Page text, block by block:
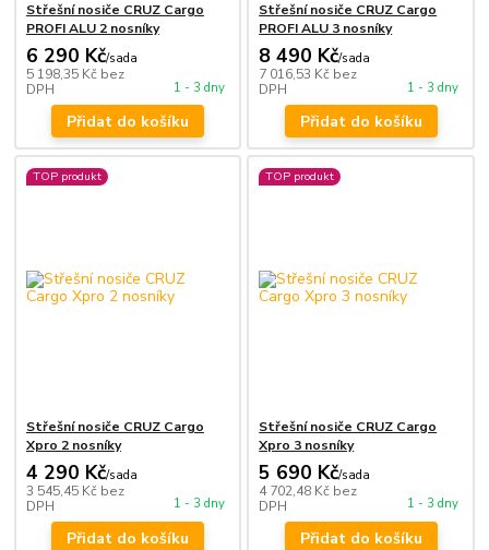
Střešní nosiče CRUZ Cargo
PROFI ALU 2 nosníky
6 290 Kč/sada
5 198,35 Kč bez
DPH
1 - 3 dny
Přidat do košíku
Střešní nosiče CRUZ Cargo
PROFI ALU 3 nosníky
8 490 Kč/sada
7 016,53 Kč bez
DPH
1 - 3 dny
Přidat do košíku
TOP produkt
Střešní nosiče CRUZ Cargo
Xpro 2 nosníky
4 290 Kč/sada
3 545,45 Kč bez
DPH
1 - 3 dny
Přidat do košíku
TOP produkt
Střešní nosiče CRUZ Cargo
Xpro 3 nosníky
5 690 Kč/sada
4 702,48 Kč bez
DPH
1 - 3 dny
Přidat do košíku